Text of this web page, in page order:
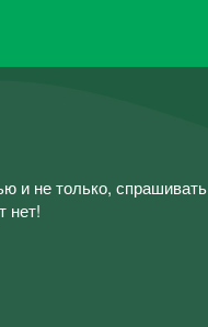
и не только, спрашивать
нет!